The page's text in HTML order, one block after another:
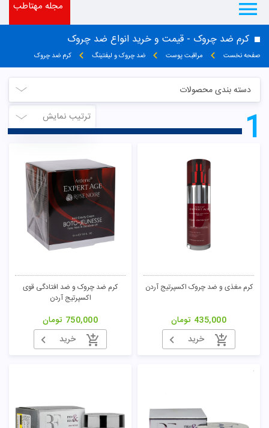
مجله مهتاطب
کرم ضد چروک - قیمت و خرید انواع ضد چروک
صفحه نخست مراقبت پوست ضد چروک و لیفتینگ کرم ضد چروک
دسته بندی محصولات
ترتیب نمایش
1
کرم مغذی و ضد چروک اکسپرتیج آردن
435,000 تومان
خرید
کرم ضد چروک و ضد افتادگی قوی
اکسپرتیج آردن
750,000 تومان
خرید